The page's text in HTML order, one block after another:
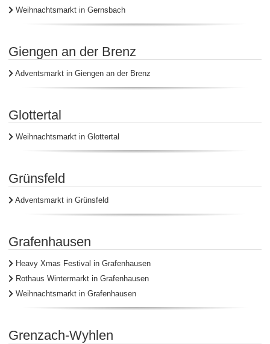
Weihnachtsmarkt in Gernsbach
Giengen an der Brenz
Adventsmarkt in Giengen an der Brenz
Glottertal
Weihnachtsmarkt in Glottertal
Grünsfeld
Adventsmarkt in Grünsfeld
Grafenhausen
Heavy Xmas Festival in Grafenhausen
Rothaus Wintermarkt in Grafenhausen
Weihnachtsmarkt in Grafenhausen
Grenzach-Wyhlen